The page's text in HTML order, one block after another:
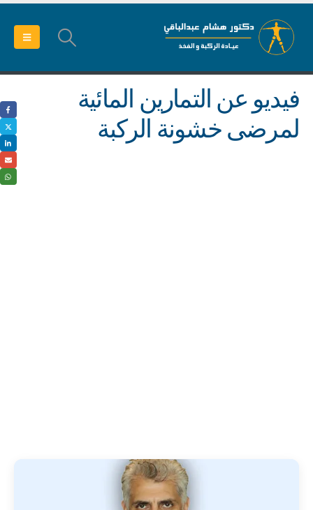
فيديو عن التمارين المائية
لمرضى خشونة الركبة